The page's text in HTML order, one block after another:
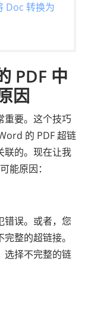
Doc 转换为
PDF 中
因
重要。这个技巧
的 PDF 超链
联的。现在让我
能原因：
错误。或者，您
整的超链接。
选择不完整的链